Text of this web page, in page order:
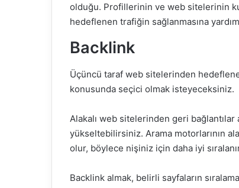
olduğu. Profillerinin ve web sitelerinin
hedeflenen trafiğin sağlanmasına
Backlink
Üçüncü taraf web sitelerinden
konusunda seçici olmak isteyeceksiniz.
Alakalı web sitelerinden geri bağlantılar
yükseltebilirsiniz. Arama motorlarının
olur, böylece nişiniz için daha iyi
Backlink almak, belirli sayfaların